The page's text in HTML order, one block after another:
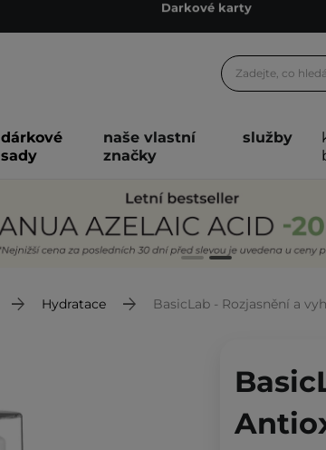
Ekologické balení
Odeslání do 24 hod.
Ekologické balení
dárkové
sady
naše vlastní
značky
služby
Hydratace BasicLab - Rozjasnění a